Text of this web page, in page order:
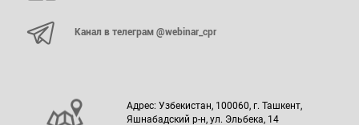
Канал в телеграм @webinar_cpr
Адрес: Узбекистан, 100060, г. Ташкент,
Яшнабадский р-н, ул. Эльбека, 14